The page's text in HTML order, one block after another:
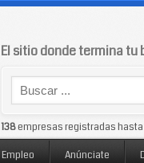
El sitio donde termina tu
138empresas registradas
Empleo Anúnciate